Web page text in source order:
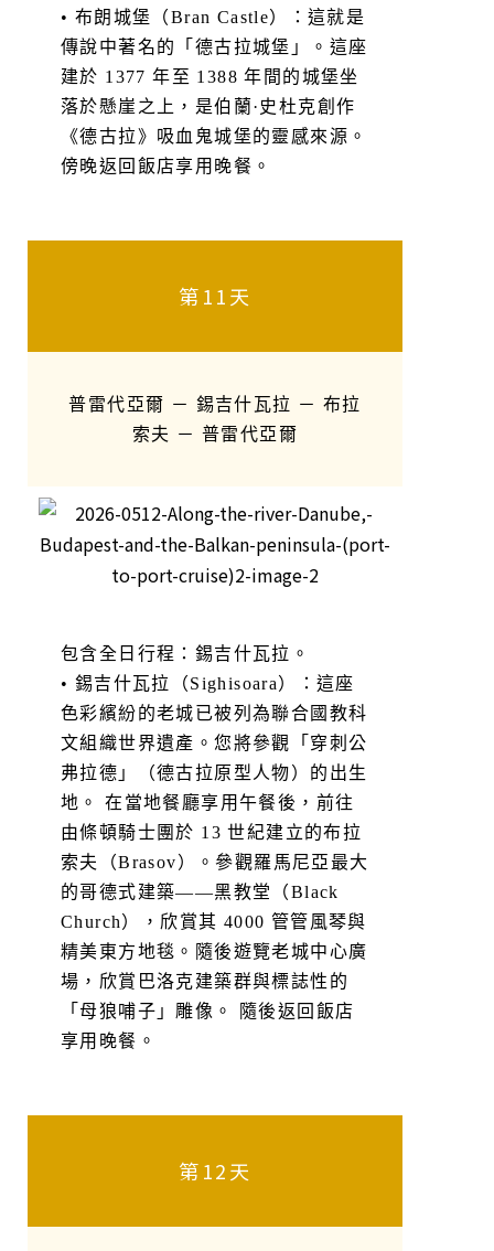
• 布朗城堡（Bran Castle）：這就是
傳說中著名的「德古拉城堡」。這座
建於 1377 年至 1388 年間的城堡坐
落於懸崖之上，是伯蘭·史杜克創作
《德古拉》吸血鬼城堡的靈感來源。
傍晚返回飯店享用晚餐。
第11天
普雷代亞爾 － 錫吉什瓦拉 － 布拉
索夫 － 普雷代亞爾
包含全日行程：錫吉什瓦拉。
• 錫吉什瓦拉（Sighisoara）：這座
色彩繽紛的老城已被列為聯合國教科
文組織世界遺產。您將參觀「穿刺公
弗拉德」（德古拉原型人物）的出生
地。 在當地餐廳享用午餐後，前往
由條頓騎士團於 13 世紀建立的布拉
索夫（Brasov）。參觀羅馬尼亞最大
的哥德式建築——黑教堂（Black
Church），欣賞其 4000 管管風琴與
精美東方地毯。隨後遊覽老城中心廣
場，欣賞巴洛克建築群與標誌性的
「母狼哺子」雕像。 隨後返回飯店
享用晚餐。
第12天